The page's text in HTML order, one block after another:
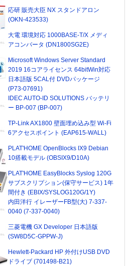
応研 販売大臣 NX スタンドアロン
(OKN-423533)
大電 環境対応 1000BASE-T/X メディ
アコンバータ (DN1800SG2E)
Microsoft Windows Server Standard
2019 16コアライセンス 64bitWin対応
日本語版 5CAL付 DVDパッケージ
(P73-07691)
IDEC AUTO-ID SOLUTIONS バッテリ
ー BP-007 (BP-007)
TP-Link AX1800 壁面埋め込み型 Wi-Fi
6アクセスポイント (EAP615-WALL)
PLAT'HOME OpenBlocks IX9 Debian
10搭載モデル (OBSIX9/D10A)
PLAT'HOME EasyBlocks Syslog 120G
サブスクリプション(保守サービス) 1年
間付き (EBIX/SYSLOG120G/1Y)
内田洋行 イレーザーFB型(大) 7-337-
0040 (7-337-0040)
三菱電機 GX Developer 日本語版
(SW8D5C-GPPW-J)
Hewlett-Packard HP 外付けUSB DVD
ドライブ (701498-B21)